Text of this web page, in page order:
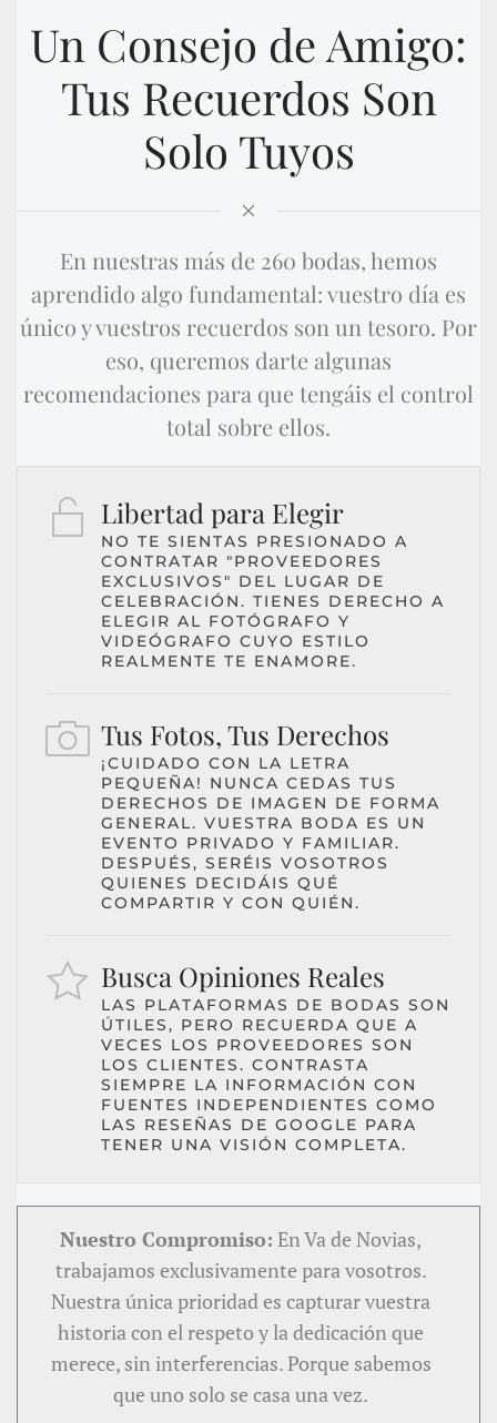
Un Consejo de Amigo:
Tus Recuerdos Son
Solo Tuyos
En nuestras más de 260 bodas, hemos
aprendido algo fundamental: vuestro día es
único y vuestros recuerdos son un tesoro. Por
eso, queremos darte algunas
recomendaciones para que tengáis el control
total sobre ellos.
Libertad para Elegir
NO TE SIENTAS PRESIONADO A
CONTRATAR "PROVEEDORES
EXCLUSIVOS" DEL LUGAR DE
CELEBRACIÓN. TIENES DERECHO A
ELEGIR AL FOTÓGRAFO Y
VIDEÓGRAFO CUYO ESTILO
REALMENTE TE ENAMORE.
Tus Fotos, Tus Derechos
¡CUIDADO CON LA LETRA
PEQUEÑA! NUNCA CEDAS TUS
DERECHOS DE IMAGEN DE FORMA
GENERAL. VUESTRA BODA ES UN
EVENTO PRIVADO Y FAMILIAR.
DESPUÉS, SERÉIS VOSOTROS
QUIENES DECIDÁIS QUÉ
COMPARTIR Y CON QUIÉN.
Busca Opiniones Reales
LAS PLATAFORMAS DE BODAS SON
ÚTILES, PERO RECUERDA QUE A
VECES LOS PROVEEDORES SON
LOS CLIENTES. CONTRASTA
SIEMPRE LA INFORMACIÓN CON
FUENTES INDEPENDIENTES COMO
LAS RESEÑAS DE GOOGLE PARA
TENER UNA VISIÓN COMPLETA.
Nuestro Compromiso: En Va de Novias,
trabajamos exclusivamente para vosotros.
Nuestra única prioridad es capturar vuestra
historia con el respeto y la dedicación que
merece, sin interferencias. Porque sabemos
que uno solo se casa una vez.